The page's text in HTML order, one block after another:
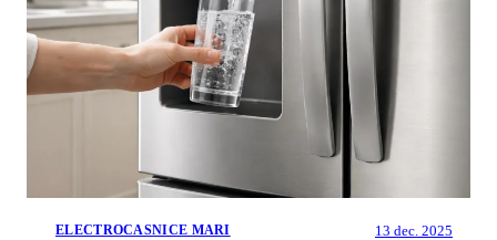
ELECTROCASNICE MARI 13 dec. 2025